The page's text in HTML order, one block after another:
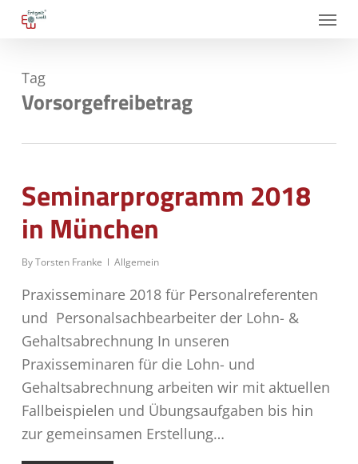
Skip
content
Menu
Tag
Vorsorgefreibetrag
Seminarprogramm 2018
in München
ByTorsten Franke Allgemein
Praxisseminare 2018 für Personalreferenten
und Personalsachbearbeiter der Lohn- &
Gehaltsabrechnung In unseren
Praxisseminaren für die Lohn- und
Gehaltsabrechnung arbeiten wir mit aktuellen
Fallbeispielen und Übungsaufgaben bis hin
zur gemeinsamen Erstellung…